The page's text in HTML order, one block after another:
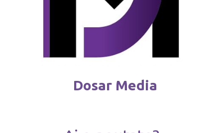
Dosar Media